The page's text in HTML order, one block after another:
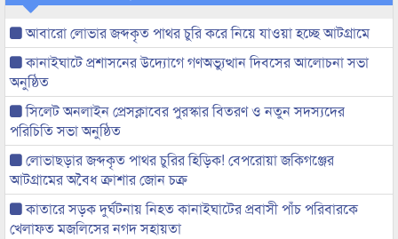
আবারো লোভার জব্দকৃত পাথর চুরি করে নিয়ে যাওয়া হচ্ছে আটগ্রামে
কানাইঘাটে প্রশাসনের উদ্যোগে গণঅভ্যুত্থান দিবসের আলোচনা সভা
অনুষ্ঠিত
সিলেট অনলাইন প্রেসক্লাবের পুরস্কার বিতরণ ও নতুন সদস্যদের
পরিচিতি সভা অনুষ্ঠিত
লোভাছড়ার জব্দকৃত পাথর চুরির হিড়িক! বেপরোয়া জকিগঞ্জের
আটগ্রামের অবৈধ ক্রাশার জোন চক্র
কাতারে সড়ক দুর্ঘটনায় নিহত কানাইঘাটের প্রবাসী পাঁচ পরিবারকে
খেলাফত মজলিসের নগদ সহায়তা